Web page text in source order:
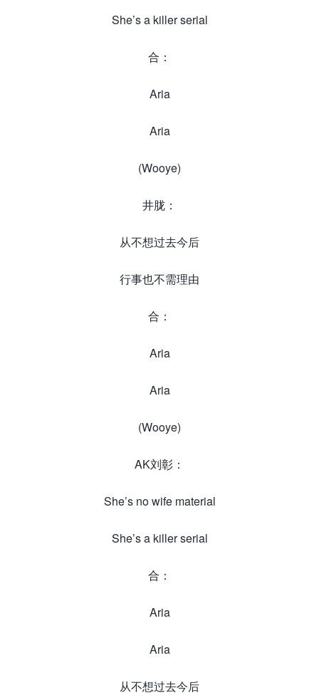
She’s a killer serial
合：
Aria
Aria
(Wooye)
井胧：
从不想过去今后
行事也不需理由
合：
Aria
Aria
(Wooye)
AK刘彰：
She’s no wife material
She’s a killer serial
合：
Aria
Aria
从不想过去今后